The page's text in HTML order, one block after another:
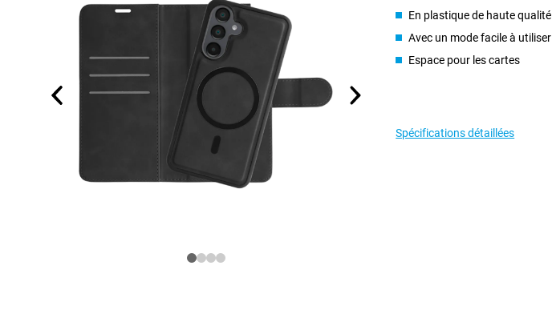
En plastique de haute qualité
Avec un mode facile à utiliser
Espace pour les cartes
Spécifications détaillées